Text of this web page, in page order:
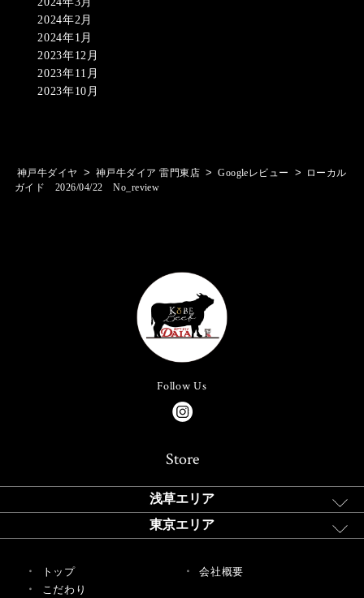
2024年2月
2024年1月
2023年12月
2023年11月
2023年10月
神戸牛ダイヤ > 神戸牛ダイア 雷門東店 > Googleレビュー >
ローカル
ガイド 2026/04/22 No_review
Follow Us
Store
浅草エリア
東京エリア
トップ
こだわり
会社概要